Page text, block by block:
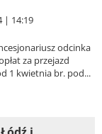
| 14:19
odcinka
za przejazd
1 kwietnia br. pod...